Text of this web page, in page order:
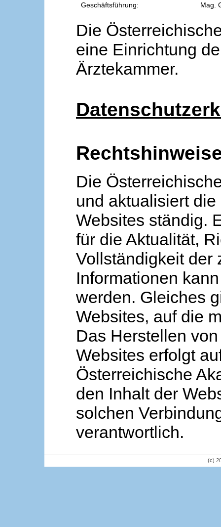
Geschäftsführung:
Mag.
Die
eine Einrichtung
Ärztekammer.
Die
und aktualisiert
Websites ständig.
für die Aktualität,
Vollständigkeit der
Informationen
werden. Gleiches
Websites, auf die
Das Herstellen
Websites erfolgt
Österreichische
den Inhalt der
solchen
verantwortlich.
(c)